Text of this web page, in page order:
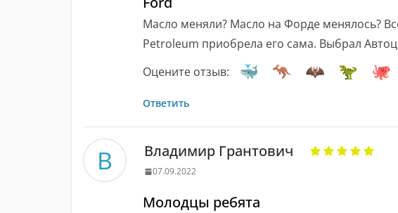
Масло меняли? Масло на Форде менялось?
Petroleum приобрела его сама. Выбрал
Оцените отзыв:
Ответить
В Владимир Грантович
07.09.2022
Молодцы ребята